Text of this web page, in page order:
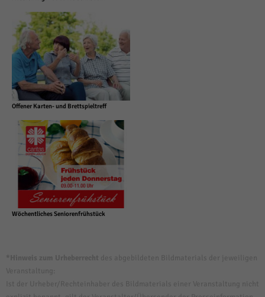
Offener Karten- und Brettspieltreff
Wöchentliches Seniorenfrühstück